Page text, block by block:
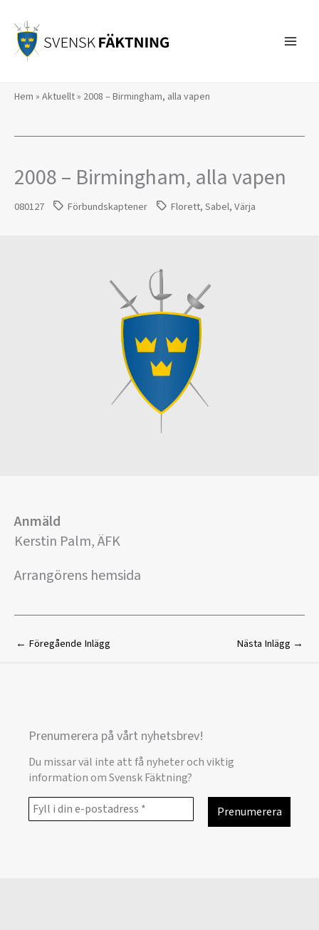
innehåll
Hem » Aktuellt» 2008 – Birmingham, alla vapen
2008 – Birmingham, alla vapen
080127 Förbundskaptener Florett,Sabel,Värja
Anmäld
Kerstin Palm, ÄFK
Arrangörens hemsida
← Föregående Inlägg Nästa Inlägg →
Prenumerera på vårt nyhetsbrev!
Du missar väl inte att få nyheter och viktig
information om Svensk Fäktning?